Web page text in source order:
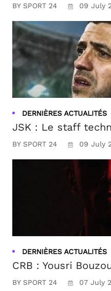
BY SPORT 24 09 July
DERNIÈRES ACTUALITÉS
JSK : Le staff
BY SPORT 24 09 July
DERNIÈRES ACTUALITÉS
CRB : Yousri
BY SPORT 24 07 July